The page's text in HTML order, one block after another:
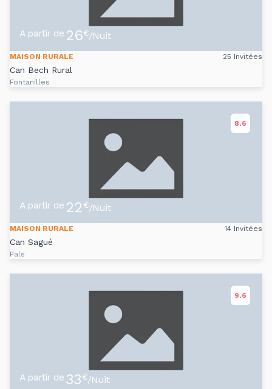
A partir de 26€/Nuit
MAISON RURALE 25 Invitées
Can Bech Rural
Fontanilles
8.6
A partir de 22€/Nuit
MAISON RURALE 14 Invitées
Can Sagué
Pals
9.6
A partir de 33€/Nuit